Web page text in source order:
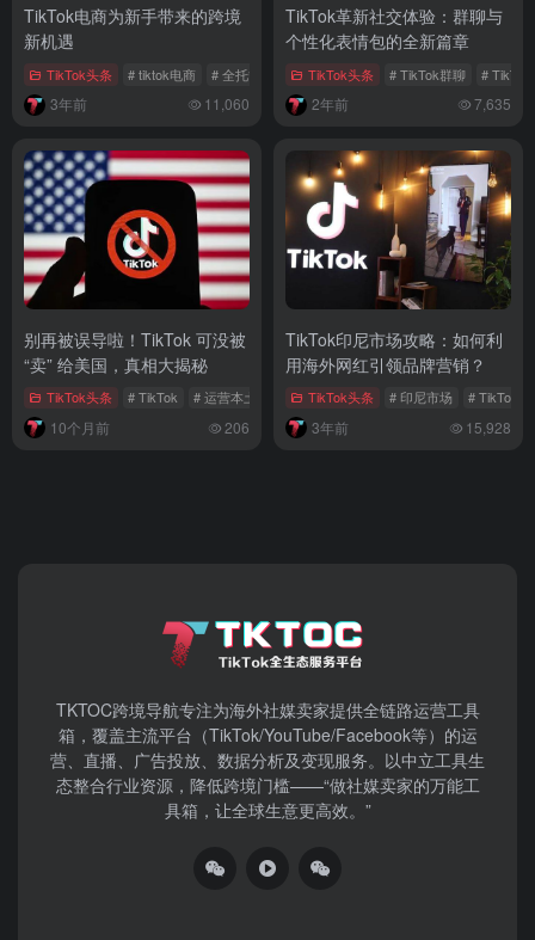
TikTok电商为新手带来的跨境
新机遇
TikTok头条 # tiktok电商 # 全托管模式 # 跨境电商
3年前 11,060
TikTok革新社交体验：群聊与
个性化表情包的全新篇章
TikTok头条 # TikTok群聊 #
2年前 7,635
别再被误导啦！TikTok 可没被
“卖” 给美国，真相大揭秘
TikTok头条 # TikTok # 运营本土化 # 美国
10个月前 206
TikTok印尼市场攻略：如何利
用海外网红引领品牌营销？
TikTok头条 # 印尼市场 # TikTok
3年前 15,928
TKTOC跨境导航​专注为海外社媒卖家提供全链路运营工具
箱，覆盖主流平台（TikTok/YouTube/Facebook等）​的运
营、直播、广告投放、数据分析及变现服务。以中立工具生
态整合行业资源，降低跨境门槛——“做社媒卖家的万能工
具箱，让全球生意更高效。”